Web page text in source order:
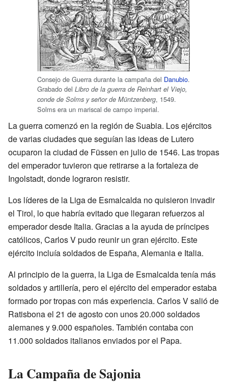
Consejo de Guerra durante la campaña del Danubio.
Grabado del Libro de la guerra de Reinhart el Viejo,
conde de Solms y señor de Müntzenberg, 1549.
Solms era un mariscal de campo imperial.
La guerra comenzó en la región de Suabia. Los ejércitos
de varias ciudades que seguían las ideas de Lutero
ocuparon la ciudad de Füssen en julio de 1546. Las tropas
del emperador tuvieron que retirarse a la fortaleza de
Ingolstadt, donde lograron resistir.
Los líderes de la Liga de Esmalcalda no quisieron invadir
el Tirol, lo que habría evitado que llegaran refuerzos al
emperador desde Italia. Gracias a la ayuda de príncipes
católicos, Carlos V pudo reunir un gran ejército. Este
ejército incluía soldados de España, Alemania e Italia.
Al principio de la guerra, la Liga de Esmalcalda tenía más
soldados y artillería, pero el ejército del emperador estaba
formado por tropas con más experiencia. Carlos V salió de
Ratisbona el 21 de agosto con unos 20.000 soldados
alemanes y 9.000 españoles. También contaba con
11.000 soldados italianos enviados por el Papa.
La Campaña de Sajonia